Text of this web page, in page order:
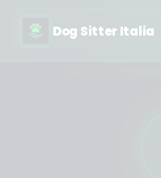
Dog Sitter Italia